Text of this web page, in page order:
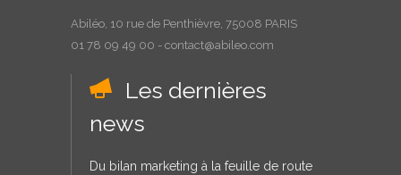
Abiléo, 10 rue de Penthièvre, 75008 PARIS
01 78 09 49 00 - contact@abileo.com
Les dernières
news
Du bilan marketing à la feuille de route